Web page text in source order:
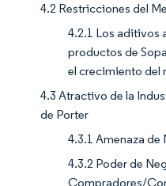
4.2 Restricciones del
4.2.1 Los aditivos
productos de
el crecimiento del
4.3 Atractivo de la
de Porter
4.3.1 Amenaza
4.3.2 Poder de
Compradores/